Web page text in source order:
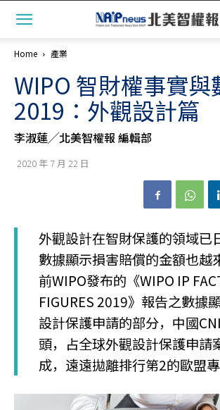
Home 產業
WIPO 智財權事實與
2019：外觀設計篇
李淑蓮╱北美智權報 編輯部
2020 年 7 月 22 日
外觀設計在智財保護的領域已
數據顯示損害賠償的金額也越
前WIPO發布的《WIPO IP
FIGURES 2019》報告之數據
設計保護申請的部分，中國
頭，占全球外觀設計保護申請
成，遠遠拋離排行第2的歐盟專